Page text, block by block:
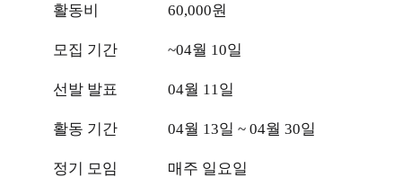
활동비 60,000원
모집 기간 ~04월 10일
선발 발표 04월 11일
활동 기간 04월 13일 ~ 04월 30일
정기 모임 매주 일요일